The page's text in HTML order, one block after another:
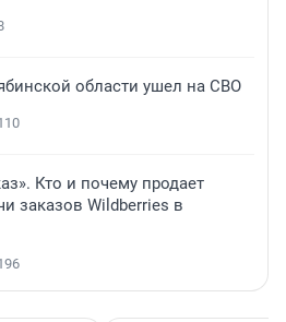
области ушел на СВО
Кто и почему продает
заказов Wildberries в